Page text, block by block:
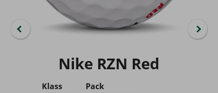
Nike RZN Red
Klass Pack